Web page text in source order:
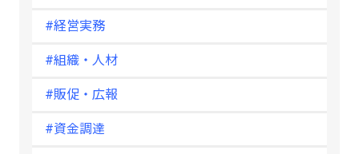
#経営実務
#組織・人材
#販促・広報
#資金調達